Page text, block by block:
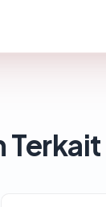
Terkait